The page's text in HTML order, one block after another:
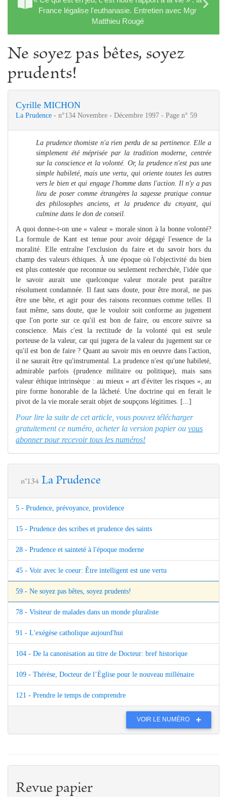
France légalise l'euthanasie. Entretien avec Mgr
Matthieu Rougé
Ne soyez pas bêtes, soyez
prudents!
Cyrille MICHON
La Prudence - n°134 Novembre - Décembre 1997 - Page n° 59
La prudence thomiste n'a rien perdu de sa pertinence. Elle a
simplement été méprisée par la tradition moderne, centrée
sur la conscience et la volonté. Or, la prudence n'est pas une
simple habileté, mais une vertu, qui oriente toutes les autres
vers le bien et qui engage l'homme dans l'action. Il n'y a pas
lieu de poser comme étrangères la sagesse pratique connue
des philosophes anciens, et la prudence du croyant, qui
culmine dans le don de conseil.
A quoi donne-t-on une « valeur » morale sinon à la bonne volonté?
La formule de Kant est tenue pour avoir dégagé l'essence de la
moralité. Elle entraîne l'exclusion du faire et du savoir hors du
champ des valeurs éthiques. À une époque où l'objectivité du bien
est plus contestée que reconnue ou seulement recherchée, l'idée que
le savoir aurait une quelconque valeur morale peut paraître
résolument condamnée. Il faut sans doute, pour être moral, ne pas
être une bête, et agir pour des raisons reconnues comme telles. Il
faut même, sans doute, que le vouloir soit conforme au jugement
que l'on porte sur ce qu'il est bon de faire, ou encore suivre sa
conscience. Mais c'est la rectitude de la volonté qui est seule
porteuse de la valeur, car qui jugera de la valeur du jugement sur ce
qu'il est bon de faire ? Quant au savoir mis en oeuvre dans l'action,
il ne saurait être qu'instrumental. La prudence n'est qu'une habileté,
admirable parfois (prudence militaire ou politique), mais sans
valeur éthique intrinsèque : au mieux « art d'éviter les risques », au
pire forme honorable de la lâcheté. Une doctrine qui en ferait le
pivot de la vie morale serait objet de soupçons légitimes. [...]
Pour lire la suite de cet article, vous pouvez télécharger
gratuitement ce numéro, acheter la version papier ou vous
abonner pour recevoir tous les numéros!
n°134 La Prudence
5 - Prudence, prévoyance, providence
15 - Prudence des scribes et prudence des saints
28 - Prudence et sainteté à l'époque moderne
45 - Voir avec le coeur: Être intelligent est une vertu
59 - Ne soyez pas bêtes, soyez prudents!
78 - Visiteur de malades dans un monde pluraliste
91 - L'exégèse catholique aujourd'hui
104 - De la canonisation au titre de Docteur: bref historique
109 - Thérèse, Docteur de l’Église pour le nouveau millénaire
121 - Prendre le temps de comprendre
VOIR LE NUMÉRO
Revue papier